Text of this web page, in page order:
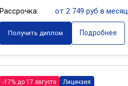
Рассрочка:
от 2 749 руб в месяц
Получить диплом Подробнее
-17% до 17 августа Лицензия